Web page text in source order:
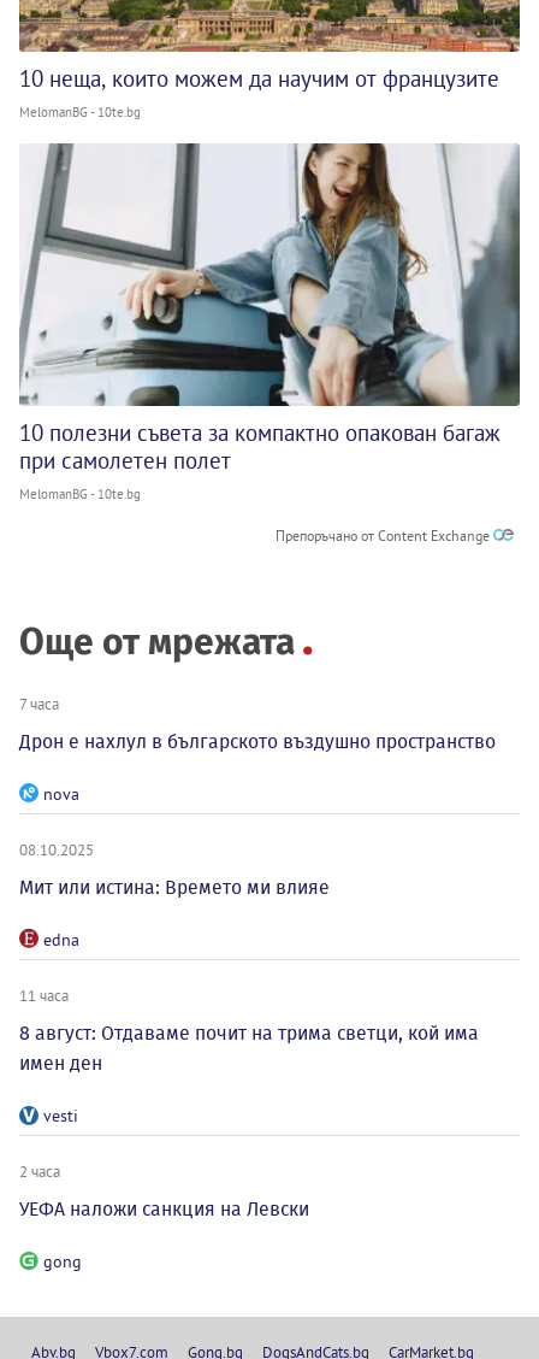
10 неща, които можем да научим от французите
MelomanBG - 10te.bg
10 полезни съвета за компактно опакован багаж
при самолетен полет
MelomanBG - 10te.bg
Препоръчано от Content Exchange
Още от мрежата
7 часа
Дрон е нахлул в българското въздушно пространство
nova
08.10.2025
Мит или истина: Времето ми влияе
edna
11 часа
8 август: Отдаваме почит на трима светци, кой има
имен ден
vesti
2 часа
УЕФА наложи санкция на Левски
gong
Abv.bg Vbox7.com Gong.bg DogsAndCats.bg CarMarket.bg